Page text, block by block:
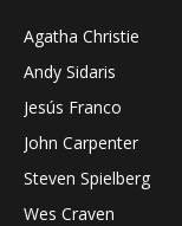
Agatha Christie
Andy Sidaris
Jesús Franco
John Carpenter
Steven Spielberg
Wes Craven